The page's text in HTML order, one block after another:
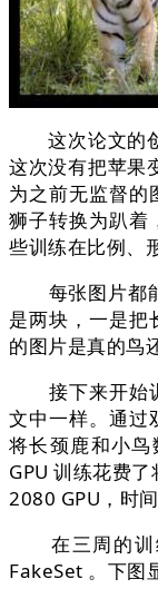
这次论文的创
这次没有把苹果
为之前无监督的
狮子转换为趴着
些训练在比例、
每张图片都能
是两块，一是把
的图片是真的鸟
接下来开始训
文中一样。通
将长颈鹿和小鸟
GPU 训练花费
2080 GPU，时
在三周的训
FakeSet 。下图